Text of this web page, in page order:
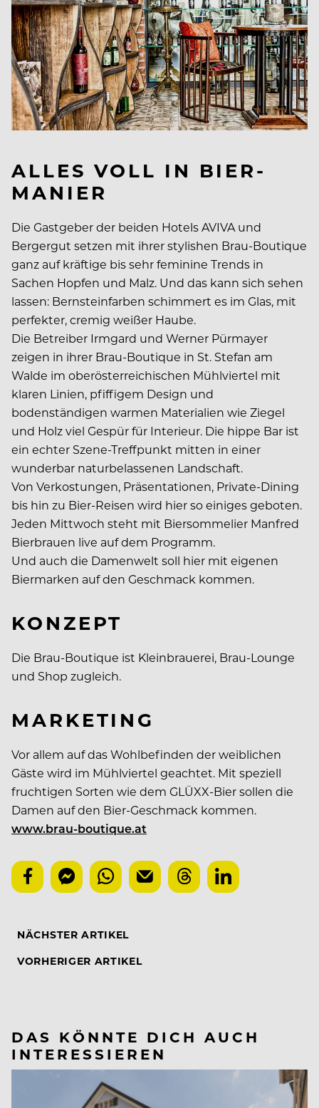
ALLES VOLL IN BIER-
MANIER
Die Gastgeber der beiden Hotels AVIVA und
Bergergut setzen mit ihrer stylishen Brau-Boutique
ganz auf kräftige bis sehr feminine Trends in
Sachen Hopfen und Malz. Und das kann sich sehen
lassen: Bernsteinfarben schimmert es im Glas, mit
perfekter, cremig weißer Haube.
Die Betreiber Irmgard und Werner Pürmayer
zeigen in ihrer Brau-Boutique in St. Stefan am
Walde im oberösterreichischen Mühlviertel mit
klaren Linien, pfiffigem Design und
bodenständigen warmen Materialien wie Ziegel
und Holz viel Gespür für Interieur. Die hippe Bar ist
ein echter Szene-Treffpunkt mitten in einer
wunderbar naturbelassenen Landschaft.
Von Verkostungen, Präsentationen, Private-Dining
bis hin zu Bier-Reisen wird hier so einiges geboten.
Jeden Mittwoch steht mit Biersommelier Manfred
Bierbrauen live auf dem Programm.
Und auch die Damenwelt soll hier mit eigenen
Biermarken auf den Geschmack kommen.
KONZEPT
Die Brau-Boutique ist Kleinbrauerei, Brau-Lounge
und Shop zugleich.
MARKETING
Vor allem auf das Wohlbefinden der weiblichen
Gäste wird im Mühlviertel geachtet. Mit speziell
fruchtigen Sorten wie dem GLÜXX-Bier sollen die
Damen auf den Bier-Geschmack kommen.
www.brau-boutique.at
NÄCHSTER ARTIKEL
VORHERIGER ARTIKEL
DAS KÖNNTE DICH AUCH
INTERESSIEREN